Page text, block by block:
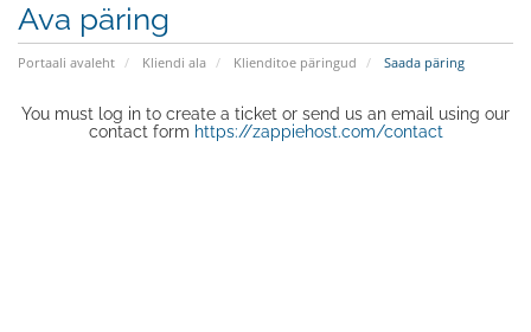
Ava päring
Portaali avaleht Kliendi ala Klienditoe päringud Saada päring
You must log in to create a ticket or send us an email using our
contact form https://zappiehost.com/contact